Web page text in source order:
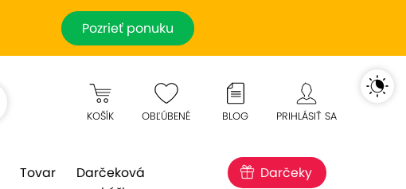
Pozrieť ponuku
KOŠÍK OBĽÚBENÉ BLOG PRIHLÁSIŤ SA
Tovar
Darčeková
Darčeky